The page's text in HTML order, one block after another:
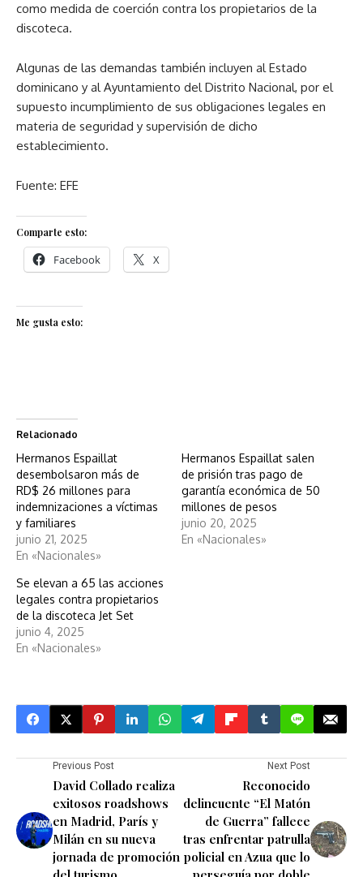
como medida de coerción contra los propietarios de la
discoteca.
Algunas de las demandas también incluyen al Estado
dominicano y al Ayuntamiento del Distrito Nacional, por el
supuesto incumplimiento de sus obligaciones legales en
materia de seguridad y supervisión de dicho
establecimiento.
Fuente: EFE
Comparte esto:
Facebook X
Me gusta esto:
Relacionado
Hermanos Espaillat
desembolsaron más de
RD$ 26 millones para
indemnizaciones a víctimas
y familiares
junio 21, 2025
En «Nacionales»
Hermanos Espaillat salen
de prisión tras pago de
garantía económica de 50
millones de pesos
junio 20, 2025
En «Nacionales»
Se elevan a 65 las acciones
legales contra propietarios
de la discoteca Jet Set
junio 4, 2025
En «Nacionales»
Previous Post
David Collado realiza
exitosos roadshows
en Madrid, París y
Milán en su nueva
jornada de promoción
Next Post
Reconocido
delincuente “El Matón
de Guerra” fallece
tras enfrentar patrulla
policial en Azua que lo